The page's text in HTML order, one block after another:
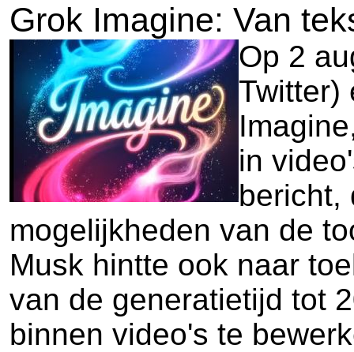
Grok Imagine: Van
Op 2
Twitter)
in
bericht,
mogelijkheden van de
Musk hintte ook naar
van de generatietijd tot
binnen video's te